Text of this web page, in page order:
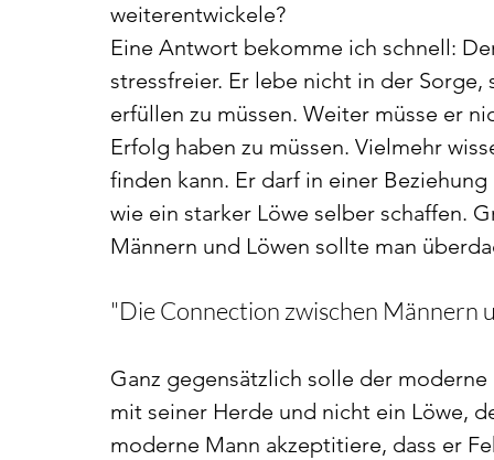
weiterentwickele?
Eine Antwort bekomme ich schnell:
stressfreier. Er lebe nicht in der
erfüllen zu müssen. Weiter müsse er
Erfolg haben zu müssen. Vielmehr
finden kann. Er darf in einer
wie ein starker Löwe selber schaffen.
Männern und Löwen sollte man
"Die Connection zwischen Männern
Ganz gegensätzlich solle der
mit seiner Herde und nicht ein Löwe,
moderne Mann akzeptitiere, dass er